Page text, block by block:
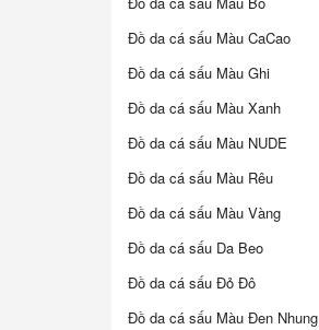
Đồ da cá sấu Màu CaCao
Đồ da cá sấu Màu Ghi
Đồ da cá sấu Màu Xanh
Đồ da cá sấu Màu NUDE
Đồ da cá sấu Màu Rêu
Đồ da cá sấu Màu Vàng
Đồ da cá sấu Da Beo
Đồ da cá sấu Đỏ Đô
Đồ da cá sấu Màu Đen Nhung